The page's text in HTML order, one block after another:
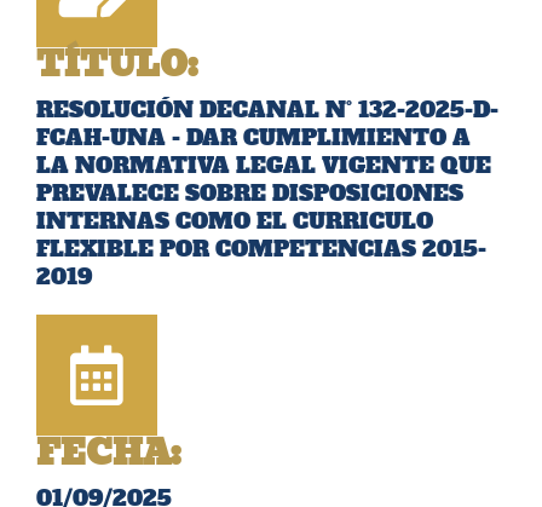
TÍTULO:
RESOLUCIÓN DECANAL N° 132-2025-D-
FCAH-UNA - DAR CUMPLIMIENTO A
LA NORMATIVA LEGAL VIGENTE QUE
PREVALECE SOBRE DISPOSICIONES
INTERNAS COMO EL CURRICULO
FLEXIBLE POR COMPETENCIAS 2015-
2019
FECHA:
01/09/2025